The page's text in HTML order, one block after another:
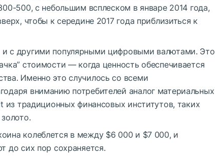
500, с небольшим всплеском в январе 2014 года,
чтобы к середине 2017 года приблизиться к
с другими популярными цифровыми валютами. Это
стоимости — когда ценность обеспечивается
Именно это случилось со всеми
вниманию потребителей аналог материальных
из традиционных финансовых институтов, таких
колеблется в между $6 000 и $7 000, и
до сих пор сохраняется.